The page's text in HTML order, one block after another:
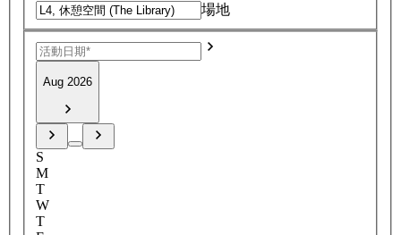
場地
Aug 2026
S
M
T
W
T